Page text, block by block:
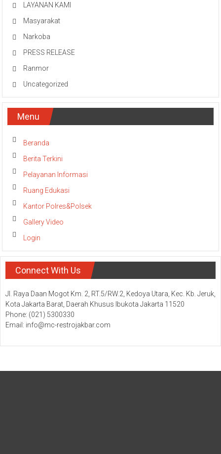
LAYANAN KAMI
Masyarakat
Narkoba
PRESS RELEASE
Ranmor
Uncategorized
Menu
Beranda
Berita Terkini
Pelayanan Informasi
Ruang Edukasi
Kantor Polres&Polsek
Gallery Video
Login
Connect With Us
Jl. Raya Daan Mogot Km. 2, RT.5/RW.2, Kedoya Utara, Kec. Kb. Jeruk,
Kota Jakarta Barat, Daerah Khusus Ibukota Jakarta 11520
Phone: (021) 5300330
Email: info@mc-restrojakbar.com